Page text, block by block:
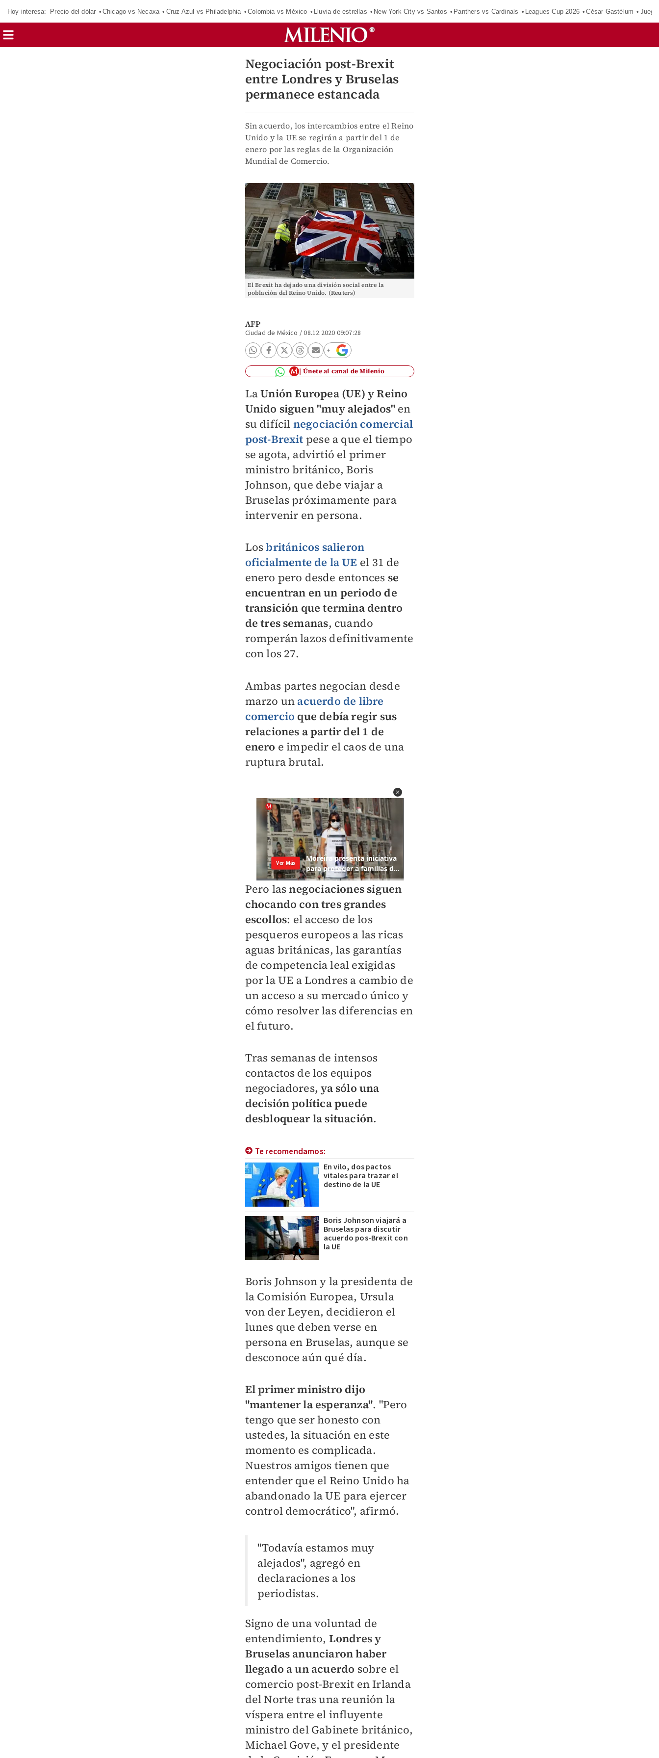
Hoy interesa: Precio del dólar Chicago vs Necaxa Cruz Azul vs Philadelphia Colombia vs México Lluvia de estrellas New York City vs Santos Panthers vs Cardinals Leagues Cup 2026 César Gastélum
Negociación post-Brexit
entre Londres y Bruselas
permanece estancada
Sin acuerdo, los intercambios entre el Reino
Unido y la UE se regirán a partir del 1 de
enero por las reglas de la Organización
Mundial de Comercio.
El Brexit ha dejado una división social entre la
población del Reino Unido. (Reuters)
AFP
Ciudad de México /08.12.2020 09:07:28
Únete al canal de Milenio
LaUnión Europea (UE) y Reino
Unido siguen "muy alejados"en
su difícil negociación comercial
post-Brexit pese a que el tiempo
se agota, advirtió el primer
ministro británico, Boris
Johnson, que debe viajar a
Bruselas próximamente para
intervenir en persona.
Losbritánicos salieron
oficialmente de la UE el 31 de
enero pero desde entonces se
encuentran en un periodo de
transición que termina dentro
de tres semanas, cuando
romperán lazos definitivamente
con los 27.
Ambas partes negocian desde
marzo un acuerdo de libre
comercio que debía regir sus
relaciones a partir del 1 de
enero e impedir el caos de una
ruptura brutal.
Pero lasnegociaciones siguen
chocando con tres grandes
escollos: el acceso de los
pesqueros europeos a las ricas
aguas británicas, las garantías
de competencia leal exigidas
por la UE a Londres a cambio de
un acceso a su mercado único y
cómo resolver las diferencias en
el futuro.
Tras semanas de intensos
contactos de los equipos
negociadores, ya sólo una
decisión política puede
desbloquear la situación.
Te recomendamos:
En vilo, dos pactos
vitales para trazar el
destino de la UE
Boris Johnson viajará a
Bruselas para discutir
acuerdo pos-Brexit con
la UE
Boris Johnson y la presidenta de
la Comisión Europea, Ursula
von der Leyen, decidieron el
lunes que deben verse en
persona en Bruselas, aunque se
desconoce aún qué día.
El primer ministro dijo
"mantener la esperanza". "Pero
tengo que ser honesto con
ustedes, la situación en este
momento es complicada.
Nuestros amigos tienen que
entender que el Reino Unido ha
abandonado la UE para ejercer
control democrático", afirmó.
"Todavía estamos muy
alejados", agregó en
declaraciones a los
periodistas.
Signo de una voluntad de
entendimiento, Londres y
Bruselas anunciaron haber
llegado a un acuerdo sobre el
comercio post-Brexit en Irlanda
del Norte tras una reunión la
víspera entre el influyente
ministro del Gabinete británico,
Michael Gove, y el presidente